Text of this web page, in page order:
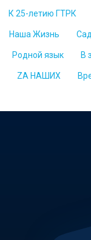
К 25-летию ГТРК
Наша Жизнь
Родной язык В
ZА НАШИХ